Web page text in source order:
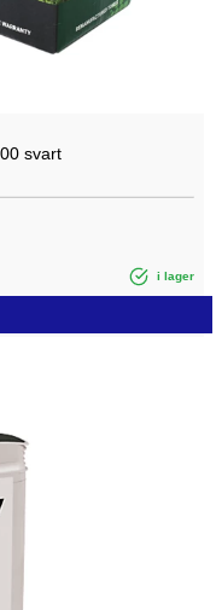
svart
i lager